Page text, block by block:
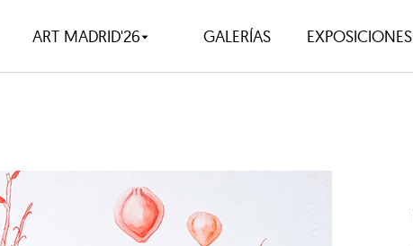
ART MADRID'26 GALERÍAS EXPOSICIONES